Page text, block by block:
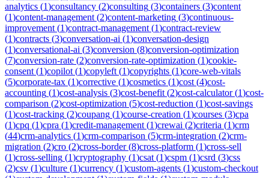
analytics (1)consultancy (2)consulting (3)containers (3)content
(1)content-management (2)content-marketing (3)continuous-
improvement (1)contract-management (1)contract-review
(1)contracts (3)conversation-ai (1)conversation-design
(1)conversational-ai (3)conversion (8)conversion-optimization
(7)conversion-rate (2)conversion-rate-optimization (1)cookie-
consent (1)copilot (1)copyleft (1)copyrights (1)core-web-vitals
(5)corporate-tax (1)corrective (1)cosmetics (1)cost (4)cost-
accounting (1)cost-analysis (3)cost-benefit (2)cost-calculator(1)cost-
comparison (2)cost-optimization (5)cost-reduction (1)cost-savings
(1)cost-tracking (2)coupang (1)course-creation (1)courses (3)cpa
(1)cpq (1)cpra (1)credit-management (1)crewai (2)criteria (1)crm
(44)crm-analytics (1)crm-comparison (5)crm-integration (2)crm-
migration (2)cro (2)cross-border(8)cross-platform (1)cross-sell
(1)cross-selling (1)cryptography (1)csat (1)cspm (1)csrd (3)css
(2)csv (1)culture (1)currency (1)custom-agents (1)custom-checkout